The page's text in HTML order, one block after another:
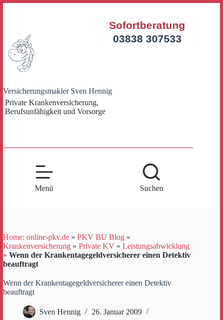
Versicherungsmakler Sven Hennig
Private Krankenversicherung,
Berufsunfähigkeit und Vorsorge
Sofortberatung
03838 307533
Menü Suchen
Home: online-pkv.de » PKV BU Blog »
Krankenversicherung » Private KV » Leistungsabwicklung
» Wenn der Krankentagegeldversicherer einen Detektiv
beauftragt
Wenn der Krankentagegeldversicherer einen Detektiv
beauftragt
Sven Hennig
26. Januar 2009